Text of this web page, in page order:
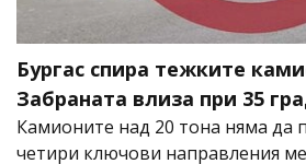
Бургас спира тежките
Забраната влиза при 35
Камионите над 20 тона няма да
четири ключови направления